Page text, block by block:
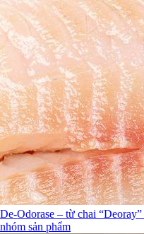
De-Odorase – từ chai
nhóm sản phẩm